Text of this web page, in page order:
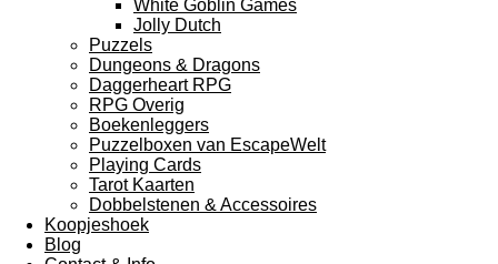
White Goblin Games
Jolly Dutch
Puzzels
Dungeons & Dragons
Daggerheart RPG
RPG Overig
Boekenleggers
Puzzelboxen van EscapeWelt
Playing Cards
Tarot Kaarten
Dobbelstenen & Accessoires
Koopjeshoek
Blog